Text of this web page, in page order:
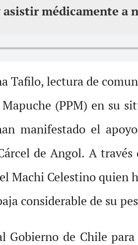
médicamente a
Tafilo, lectura de
(PPM) en su
manifestado el
de Angol. A
Machi Celestino quien
considerable de su
Gobierno de Chile